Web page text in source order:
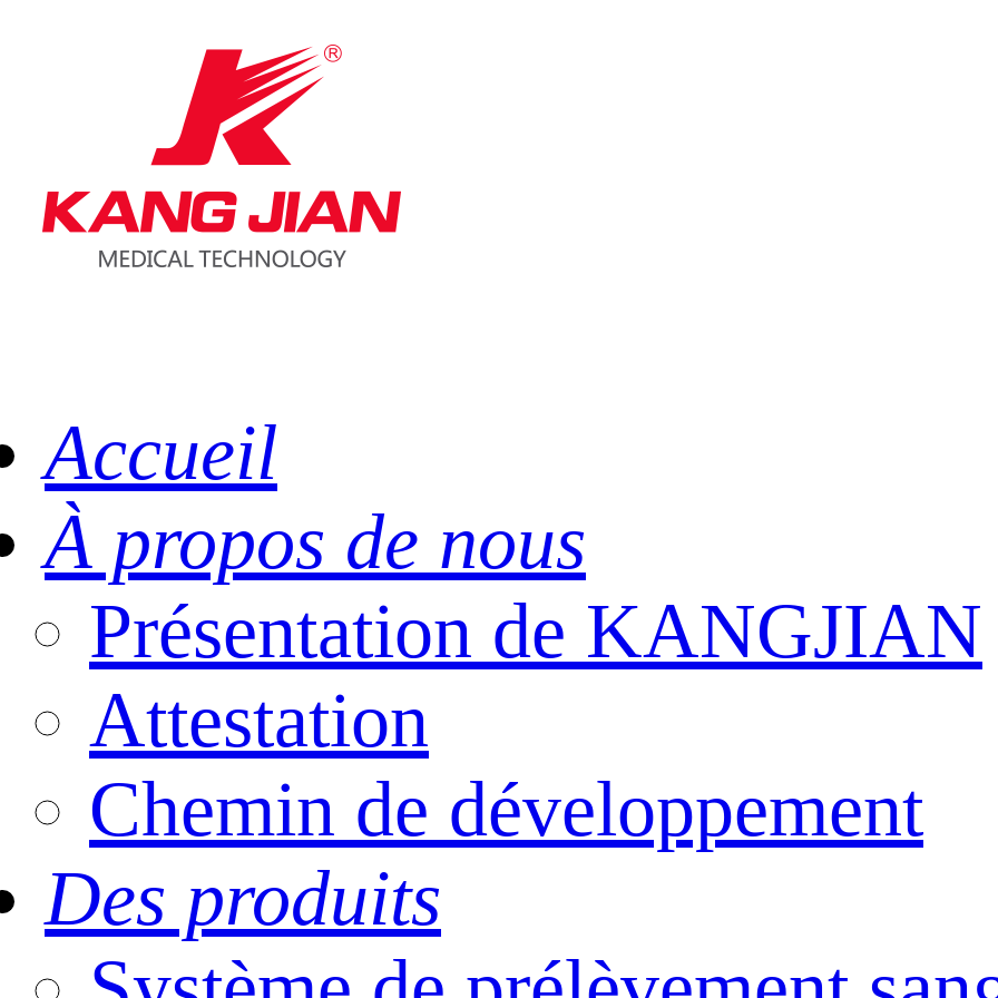
Accueil
À propos de nous
Présentation de KANGJIAN
Attestation
Chemin de développement
Des produits